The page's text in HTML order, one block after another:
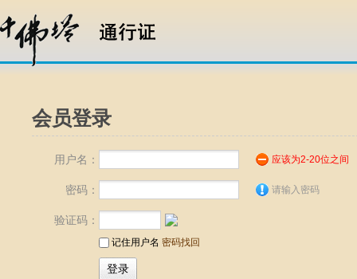
会员登录
用户名： 应该为2-20位之间
密码： 请输入密码
验证码：
记住用户名 密码找回